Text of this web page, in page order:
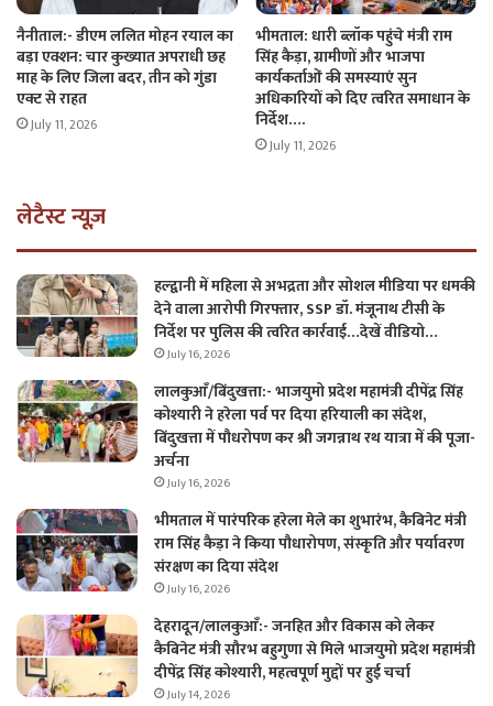
नैनीताल:- डीएम ललित मोहन रयाल का
बड़ा एक्शन: चार कुख्यात अपराधी छह
माह के लिए जिला बदर, तीन को गुंडा
एक्ट से राहत
July 11, 2026
भीमताल: धारी ब्लॉक पहुंचे मंत्री राम
सिंह कैड़ा, ग्रामीणों और भाजपा
कार्यकर्ताओं की समस्याएं सुन
अधिकारियों को दिए त्वरित समाधान के
निर्देश….
July 11, 2026
लेटैस्ट न्यूज़
हल्द्वानी में महिला से अभद्रता और सोशल मीडिया पर धमकी
देने वाला आरोपी गिरफ्तार, SSP डॉ. मंजूनाथ टीसी के
निर्देश पर पुलिस की त्वरित कार्रवाई…देखें वीडियो…
July 16, 2026
लालकुआँ/बिंदुखत्ता:- भाजयुमो प्रदेश महामंत्री दीपेंद्र सिंह
कोश्यारी ने हरेला पर्व पर दिया हरियाली का संदेश,
बिंदुखत्ता में पौधरोपण कर श्री जगन्नाथ रथ यात्रा में की पूजा-
अर्चना
July 16, 2026
भीमताल में पारंपरिक हरेला मेले का शुभारंभ, कैबिनेट मंत्री
राम सिंह कैड़ा ने किया पौधारोपण, संस्कृति और पर्यावरण
संरक्षण का दिया संदेश
July 16, 2026
देहरादून/लालकुआँ:- जनहित और विकास को लेकर
कैबिनेट मंत्री सौरभ बहुगुणा से मिले भाजयुमो प्रदेश महामंत्री
दीपेंद्र सिंह कोश्यारी, महत्वपूर्ण मुद्दों पर हुई चर्चा
July 14, 2026